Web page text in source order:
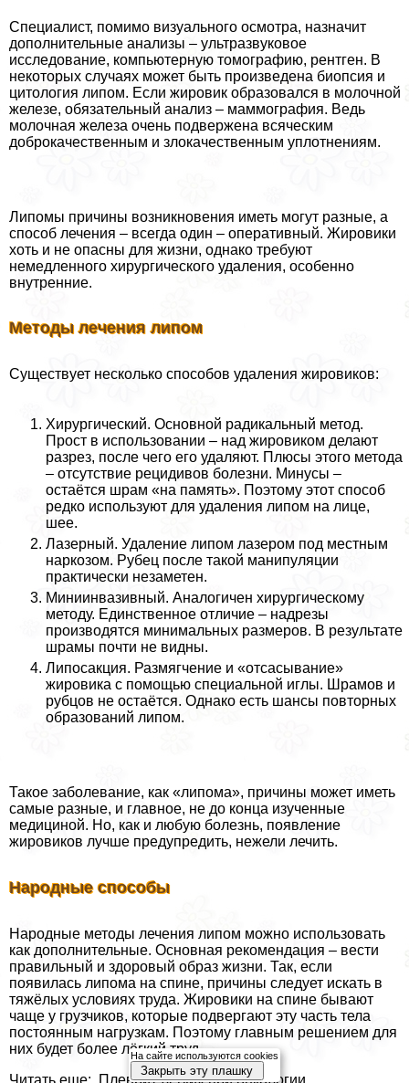
Специалист, помимо визуального осмотра, назначит
дополнительные анализы – ультразвуковое
исследование, компьютерную томографию, рентген. В
некоторых случаях может быть произведена биопсия и
цитология липом. Если жировик образовался в молочной
железе, обязательный анализ – маммография. Ведь
молочная железа очень подвержена всяческим
доброкачественным и злокачественным уплотнениям.
Липомы причины возникновения иметь могут разные, а
способ лечения – всегда один – оперативный. Жировики
хоть и не опасны для жизни, однако требуют
немедленного хирургического удаления, особенно
внутренние.
Методы лечения липом
Существует несколько способов удаления жировиков:
Хирургический. Основной радикальный метод.
Прост в использовании – над жировиком делают
разрез, после чего его удаляют. Плюсы этого метода
– отсутствие рецидивов болезни. Минусы –
остаётся шрам «на память». Поэтому этот способ
редко используют для удаления липом на лице,
шее.
Лазерный. Удаление липом лазером под местным
наркозом. Рубец после такой манипуляции
пpaктически незаметен.
Миниинвазивный. Аналогичен хирургическому
методу. Единственное отличие – надрезы
производятся минимальных размеров. В результате
шрамы почти не видны.
Липосакция. Размягчение и «отсасывание»
жировика с помощью специальной иглы. Шрамов и
рубцов не остаётся. Однако есть шансы повторных
образований липом.
Такое заболевание, как «липома», причины может иметь
самые разные, и главное, не до конца изученные
медициной. Но, как и любую болезнь, появление
жировиков лучше предупредить, нежели лечить.
Народные способы
Народные методы лечения липом можно использовать
как дополнительные. Основная рекомендация – вести
правильный и здоровый образ жизни. Так, если
появилась липома на спине, причины следует искать в
тяжёлых условиях труда. Жировики на спине бывают
чаще у грузчиков, которые подвергают эту часть тела
постоянным нагрузкам. Поэтому главным решением для
них будет более лёгкий труд.На сайте используются cookies
Закрыть эту плашку